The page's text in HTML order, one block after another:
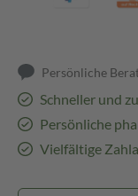
Persönliche
Schneller und
Persönliche
Vielfältige